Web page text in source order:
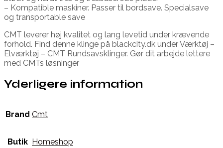
– Kompatible maskiner. Passer til bordsave. Specialsave
og transportable save
CMT leverer høj kvalitet og lang levetid under krævende
forhold. Find denne klinge på blackcity.dk under Værktøj –
Elværktøj – CMT Rundsavsklinger. Gør dit arbejde lettere
med CMTs løsninger
Yderligere information
Brand Cmt
Butik Homeshop